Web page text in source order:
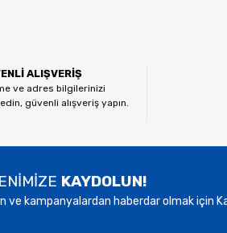
eksik bilgiler bulunuyor.
hatalar bulunuyor.
ALIŞVERİŞ
ve adres bilgilerinizi
güvenli alışveriş yapın.
KAYDOLUN!
ve kampanyalardan haberdar olmak için